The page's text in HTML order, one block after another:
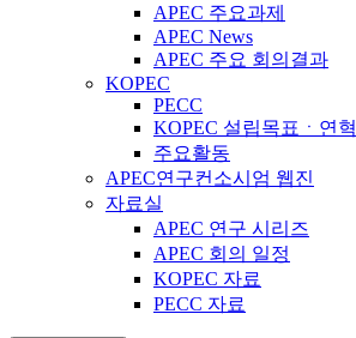
APEC 주요과제
APEC News
APEC 주요 회의결과
KOPEC
PECC
KOPEC 설립목표ㆍ연혁
주요활동
APEC연구컨소시엄 웹진
자료실
APEC 연구 시리즈
APEC 회의 일정
KOPEC 자료
PECC 자료